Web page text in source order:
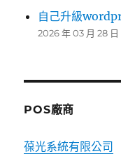
自己升級
2026 年 03 月 28 日
POS廠商
葆光系統有限公司